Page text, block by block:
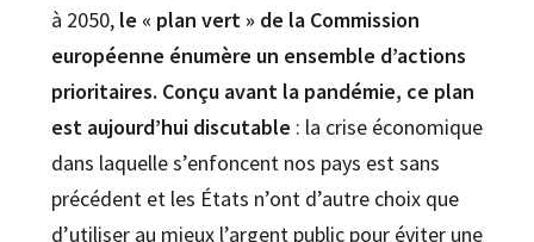
à 2050, le « plan vert » de la Commission
européenne énumère un ensemble d’actions
prioritaires. Conçu avant la pandémie, ce plan
est aujourd’hui discutable : la crise économique
dans laquelle s’enfoncent nos pays est sans
précédent et les États n’ont d’autre choix que
d’utiliser au mieux l’argent public pour éviter une